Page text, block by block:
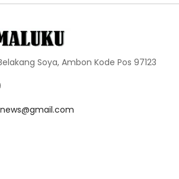
Soya, Ambon Kode Pos 97123